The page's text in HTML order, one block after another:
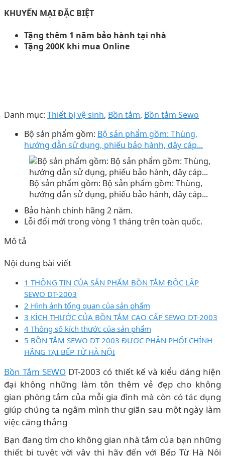
KHUYẾN MẠI ĐẶC BIỆT
Tặng thêm 1 năm bảo hành tại nhà
Tặng 200K khi mua Online
Danh mục: Thiết bị vệ sinh, Bồn tắm, Bồn tắm Sewo
Bộ sản phẩm gồm: Bộ sản phẩm gồm: Thùng,
hướng dẫn sử dụng, phiếu bảo hành, dây cáp...
Bộ sản phẩm gồm: Bộ sản phẩm gồm: Thùng,
hướng dẫn sử dụng, phiếu bảo hành, dây cáp...
Bảo hành chính hãng 2 năm.
Lỗi đổi mới trong vòng 1 tháng trên toàn quốc.
Mô tả
Nội dung bài viết
1 THÔNG TIN CỦA SẢN PHẨM BỒN TẮM ĐỘC LẬP
SEWO DT-2003
2 Hình ảnh tổng quan của sản phẩm
3 KÍCH THƯỚC CỦA BỒN TẮM CAO CẤP SEWO DT-2003
4 Thông số kích thước của sản phẩm
5 BỒN TẮM SEWO DT-2003 ĐƯỢC PHÂN PHỐI CHÍNH
HÃNG TẠI BẾP TỪ HÀ NỘI
Bồn Tắm SEWO DT-2003 có thiết kế và kiểu dáng hiện
đại không những làm tôn thêm vẻ đẹp cho không
gian phòng tắm của mỗi gia đình mà còn có tác dụng
giúp chúng ta ngâm mình thư giãn sau một ngày làm
việc căng thẳng
Bạn đang tìm cho không gian nhà tắm của bạn những
thiết bị tuyệt vời vậy thì hãy đến với Bếp Từ Hà Nội